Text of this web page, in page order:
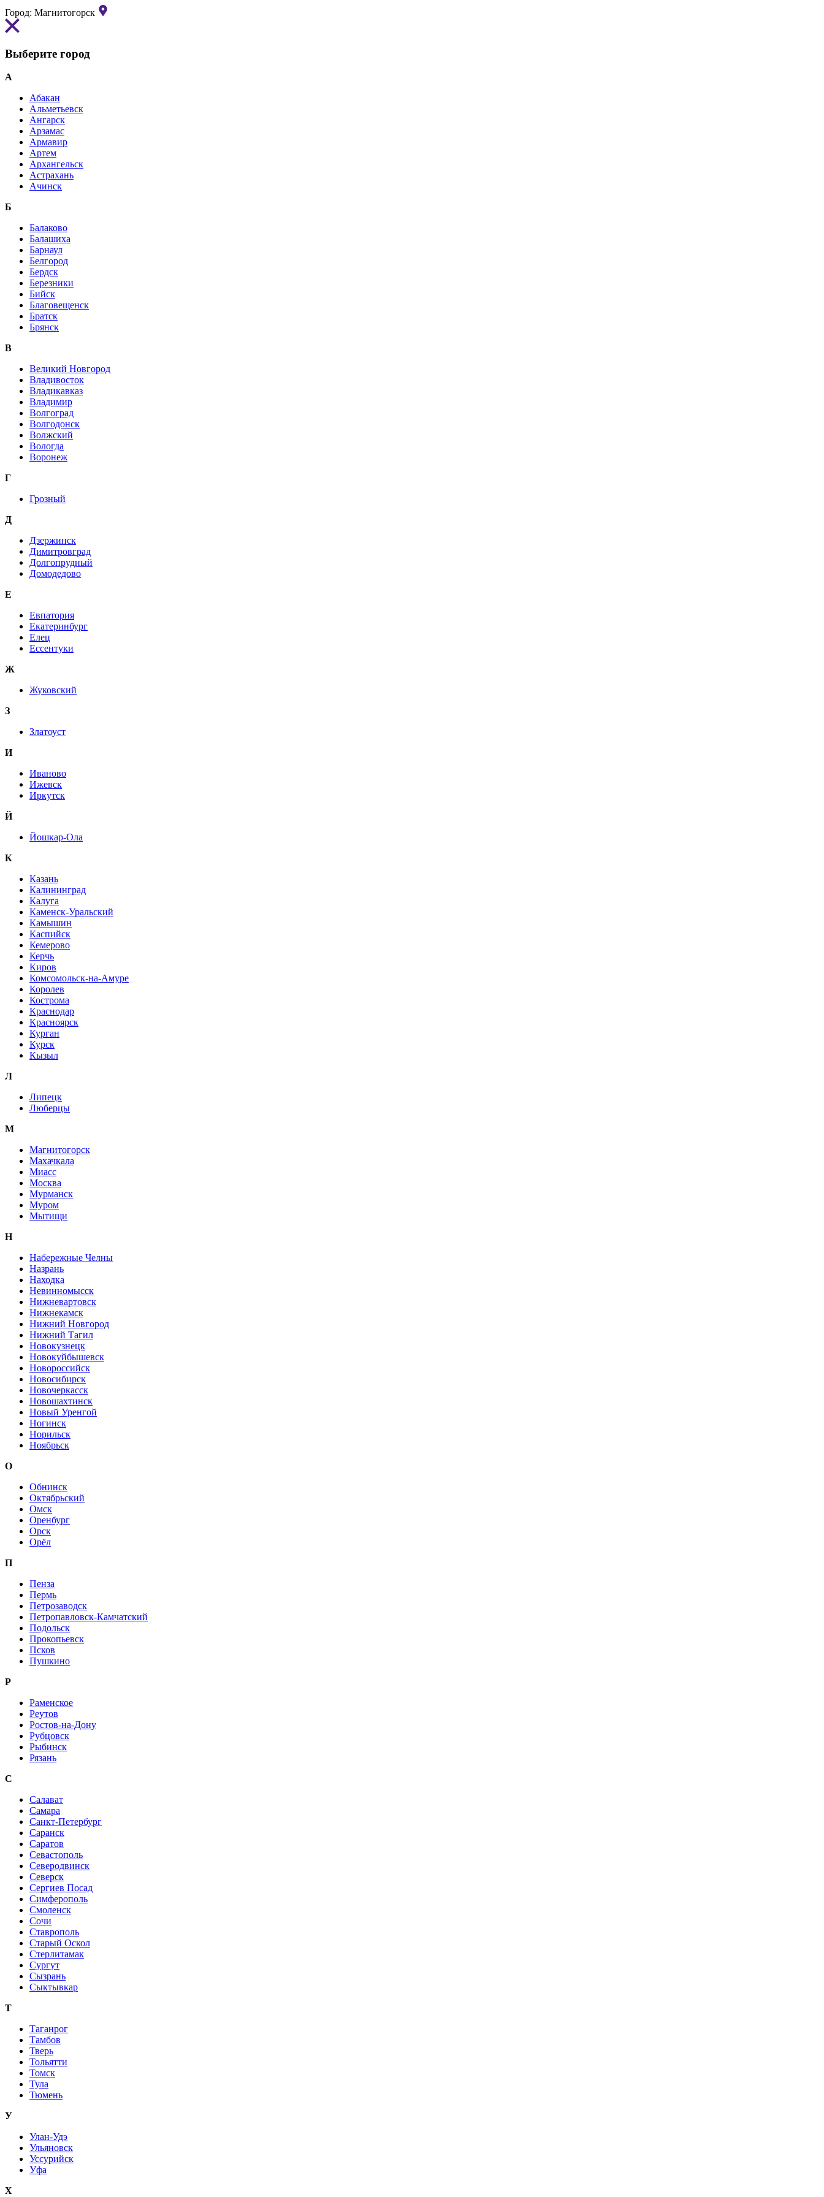
Город: Магнитогорск
Выберите город
А
Абакан
Альметьевск
Ангарск
Арзамас
Армавир
Артем
Архангельск
Астрахань
Ачинск
Б
Балаково
Балашиха
Барнаул
Белгород
Бердск
Березники
Бийск
Благовещенск
Братск
Брянск
В
Великий Новгород
Владивосток
Владикавказ
Владимир
Волгоград
Волгодонск
Волжский
Вологда
Воронеж
Г
Грозный
Д
Дзержинск
Димитровград
Долгопрудный
Домодедово
Е
Евпатория
Екатеринбург
Елец
Ессентуки
Ж
Жуковский
З
Златоуст
И
Иваново
Ижевск
Иркутск
Й
Йошкар-Ола
К
Казань
Калининград
Калуга
Каменск-Уральский
Камышин
Каспийск
Кемерово
Керчь
Киров
Комсомольск-на-Амуре
Королев
Кострома
Краснодар
Красноярск
Курган
Курск
Кызыл
Л
Липецк
Люберцы
М
Магнитогорск
Махачкала
Миасс
Москва
Мурманск
Муром
Мытищи
Н
Набережные Челны
Назрань
Находка
Невинномысск
Нижневартовск
Нижнекамск
Нижний Новгород
Нижний Тагил
Новокузнецк
Новокуйбышевск
Новороссийск
Новосибирск
Новочеркасск
Новошахтинск
Новый Уренгой
Ногинск
Норильск
Ноябрьск
О
Обнинск
Октябрьский
Омск
Оренбург
Орск
Орёл
П
Пенза
Пермь
Петрозаводск
Петропавловск-Камчатский
Подольск
Прокопьевск
Псков
Пушкино
Р
Раменское
Реутов
Ростов-на-Дону
Рубцовск
Рыбинск
Рязань
С
Салават
Самара
Санкт-Петербург
Саранск
Саратов
Севастополь
Северодвинск
Северск
Сергиев Посад
Симферополь
Смоленск
Сочи
Ставрополь
Старый Оскол
Стерлитамак
Сургут
Сызрань
Сыктывкар
Т
Таганрог
Тамбов
Тверь
Тольятти
Томск
Тула
Тюмень
У
Улан-Удэ
Ульяновск
Уссурийск
Уфа
Х